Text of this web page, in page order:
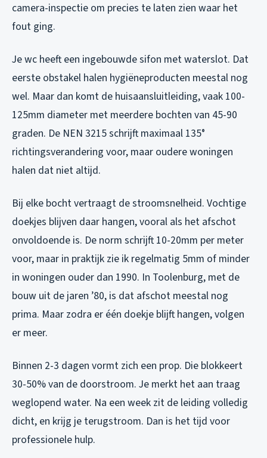
camera-inspectie om precies te laten zien waar het
fout ging.
Je wc heeft een ingebouwde sifon met waterslot. Dat
eerste obstakel halen hygiëneproducten meestal nog
wel. Maar dan komt de huisaansluitleiding, vaak 100-
125mm diameter met meerdere bochten van 45-90
graden. De NEN 3215 schrijft maximaal 135°
richtingsverandering voor, maar oudere woningen
halen dat niet altijd.
Bij elke bocht vertraagt de stroomsnelheid. Vochtige
doekjes blijven daar hangen, vooral als het afschot
onvoldoende is. De norm schrijft 10-20mm per meter
voor, maar in praktijk zie ik regelmatig 5mm of minder
in woningen ouder dan 1990. In Toolenburg, met de
bouw uit de jaren ’80, is dat afschot meestal nog
prima. Maar zodra er één doekje blijft hangen, volgen
er meer.
Binnen 2-3 dagen vormt zich een prop. Die blokkeert
30-50% van de doorstroom. Je merkt het aan traag
weglopend water. Na een week zit de leiding volledig
dicht, en krijg je terugstroom. Dan is het tijd voor
professionele hulp.